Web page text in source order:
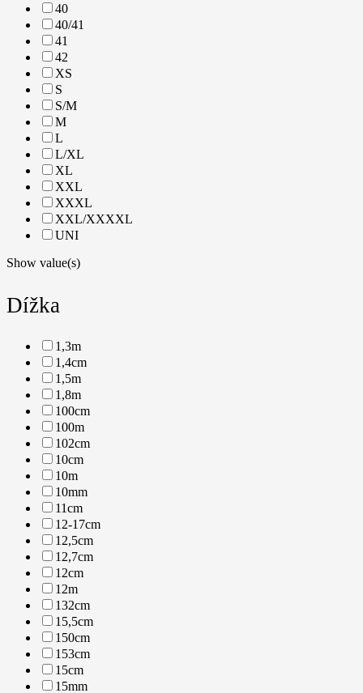
40
40/41
41
42
XS
S
S/M
M
L
L/XL
XL
XXL
XXXL
XXL/XXXXL
UNI
Show value(s)
Dížka
1,3m
1,4cm
1,5m
1,8m
100cm
100m
102cm
10cm
10m
10mm
11cm
12-17cm
12,5cm
12,7cm
12cm
12m
132cm
15,5cm
150cm
153cm
15cm
15mm